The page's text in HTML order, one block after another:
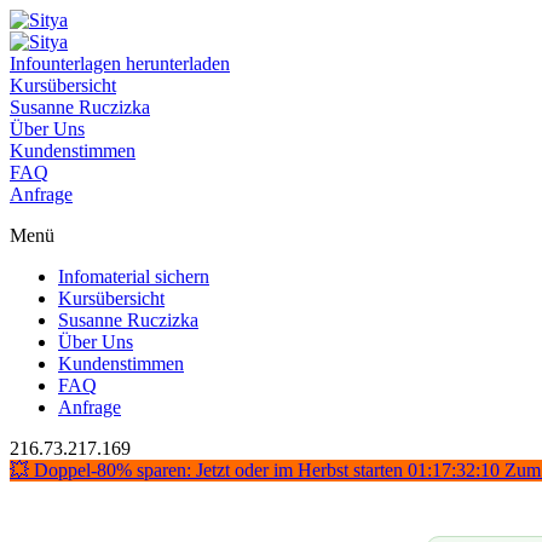
Infounterlagen herunterladen
Kursübersicht
Susanne Ruczizka
Über Uns
Kundenstimmen
FAQ
Anfrage
Menü
Infomaterial sichern
Kursübersicht
Susanne Ruczizka
Über Uns
Kundenstimmen
FAQ
Anfrage
216.73.217.169
💥 Doppel-80% sparen: Jetzt oder im Herbst starten 01:17:32:09